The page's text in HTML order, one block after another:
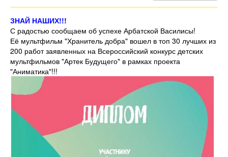
ЗНАЙ НАШИХ!!!
С радостью сообщаем об успехе Арбатской Василисы!
Её мультфильм "Хранитель добра" вошел в топ 30 лучших из
200 работ заявленных на Всероссийский конкурс детских
мультфильмов "Артек Будущего" в рамках проекта
"Аниматика"!!!